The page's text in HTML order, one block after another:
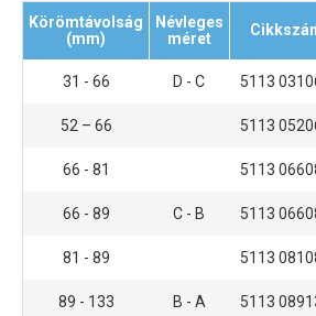
Körömtávolság
(mm)
Névleges
méret
31 - 66 D - C 5113
52 – 66 5113
66 - 81 5113
66 - 89 C - B 5113
81 - 89 5113
89 - 133 B - A 5113